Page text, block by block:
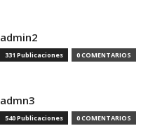
admin2
331 Publicaciones 0 COMENTARIOS
admn3
540 Publicaciones 0 COMENTARIOS